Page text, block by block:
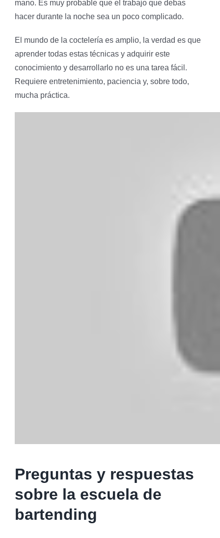
mano. Es muy probable que el trabajo que debas
hacer durante la noche sea un poco complicado.
El mundo de la coctelería es amplio, la verdad es que
aprender todas estas técnicas y adquirir este
conocimiento y desarrollarlo no es una tarea fácil.
Requiere entretenimiento, paciencia y, sobre todo,
mucha práctica.
Preguntas y respuestas
sobre la escuela de
bartending